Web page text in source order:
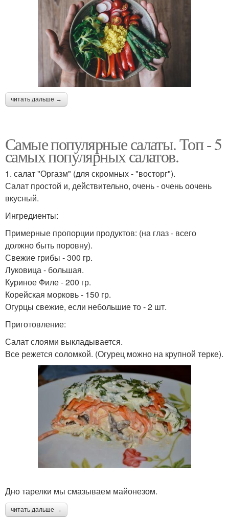
читать дальше →
Самые популярные салаты. Топ - 5
самых популярных салатов.
1. салат "Оргазм" (для скромных - "восторг").
Салат простой и, действительно, очень - очень оочень
вкусный.
Ингредиенты:
Примерные пропорции продуктов: (на глаз - всего
должно быть поровну).
Свежие грибы - 300 гр.
Луковица - большая.
Куриное Филе - 200 гр.
Корейская морковь - 150 гр.
Огурцы свежие, если небольшие то - 2 шт.
Приготовление:
Салат слоями выкладывается.
Все режется соломкой. (Огурец можно на крупной терке).
Дно тарелки мы смазываем майонезом.
читать дальше →